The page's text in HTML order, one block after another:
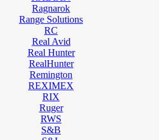
Ragnarok
Range Solutions
RC
Real Avid
Real Hunter
RealHunter
Remington
REXIMEX
RIX
Ruger
RWS
S&B